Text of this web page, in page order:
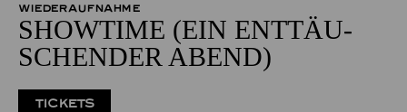
WIEDERAUFNAHME
SHOW­TIME (EIN ENT­TÄU­
SCHEN­DER ABEND)
TICKETS